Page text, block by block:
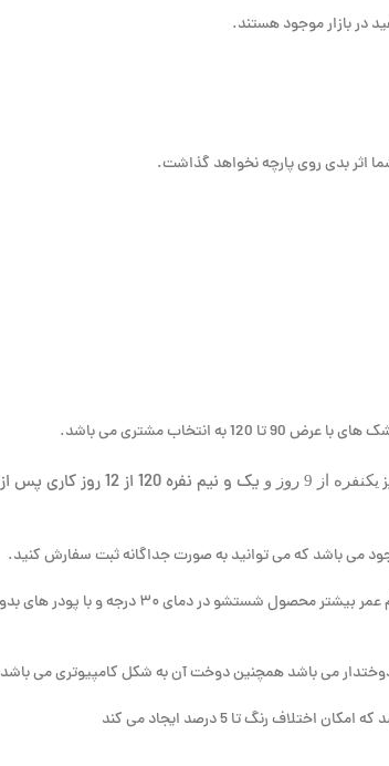
به انتخاب مشتری می باشد.
یکنفره از 9 روز و
یک و نیم نفره 120 از 12
می باشد که می توانید به صورت جداگانه ثبت سفارش کنید.
توصیه می شود که برای دوام عمر بیشتر محصول شستشو در دمای
می باشد همچنین دوخت آن به شکل کامپیوتری می
رنگ تا 5 درصد ایجاد می کند